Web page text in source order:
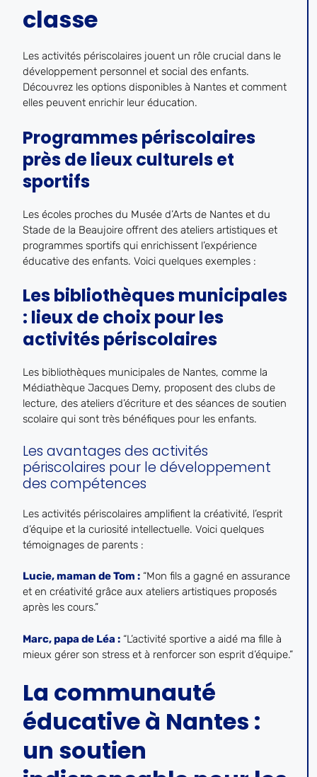
classe
Les activités périscolaires jouent un rôle crucial dans le
développement personnel et social des enfants.
Découvrez les options disponibles à Nantes et comment
elles peuvent enrichir leur éducation.
Programmes périscolaires
près de lieux culturels et
sportifs
Les écoles proches du Musée d’Arts de Nantes et du
Stade de la Beaujoire offrent des ateliers artistiques et
programmes sportifs qui enrichissent l’expérience
éducative des enfants. Voici quelques exemples :
Les bibliothèques municipales
: lieux de choix pour les
activités périscolaires
Les bibliothèques municipales de Nantes, comme la
Médiathèque Jacques Demy, proposent des clubs de
lecture, des ateliers d’écriture et des séances de soutien
scolaire qui sont très bénéfiques pour les enfants.
Les avantages des activités
périscolaires pour le développement
des compétences
Les activités périscolaires amplifient la créativité, l’esprit
d’équipe et la curiosité intellectuelle. Voici quelques
témoignages de parents :
Lucie, maman de Tom : “Mon fils a gagné en assurance
et en créativité grâce aux ateliers artistiques proposés
après les cours.”
Marc, papa de Léa : “L’activité sportive a aidé ma fille à
mieux gérer son stress et à renforcer son esprit d’équipe.”
La communauté
éducative à Nantes :
un soutien